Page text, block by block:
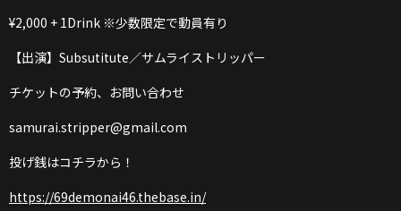
¥2,000 + 1Drink ※少数限定で動員有り
【出演】Subsutitute／サムライストリッパー
チケットの予約、お問い合わせ
samurai.stripper@gmail.com
投げ銭はコチラから！
https://69demonai46.thebase.in/